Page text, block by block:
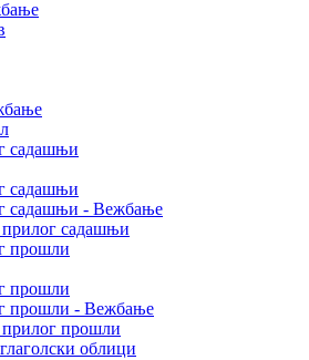
садашњи
садашњи
садашњи - Вежбање
прилог садашњи
прошли
прошли
прошли - Вежбање
прилог прошли
облици